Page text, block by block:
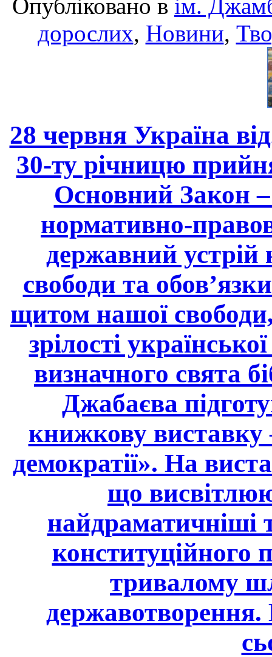
Опубліковано в ім.
дорослих, Новини,
28 червня Україна
30-ту річницю
Основний Закон
нормативно-
державний устрій
свободи та
щитом нашої
зрілості
визначного свята
Джабаєва
книжкову виставку
демократії». На
що
найдраматичніші
конституційного
тривалому